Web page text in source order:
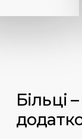
Більці